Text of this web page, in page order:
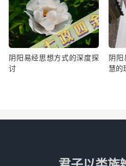
阴阳易经思想方式的深度探
讨
阴阳
慧的